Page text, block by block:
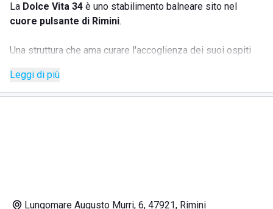
La Dolce Vita 34 è uno stabilimento balneare sito nel
cuore pulsante di Rimini.
Una struttura che ama curare l'accoglienza dei suoi ospiti
soprattutto luoghi puliti e curati.
Leggi di più
Lungomare Augusto Murri, 6, 47921, Rimini